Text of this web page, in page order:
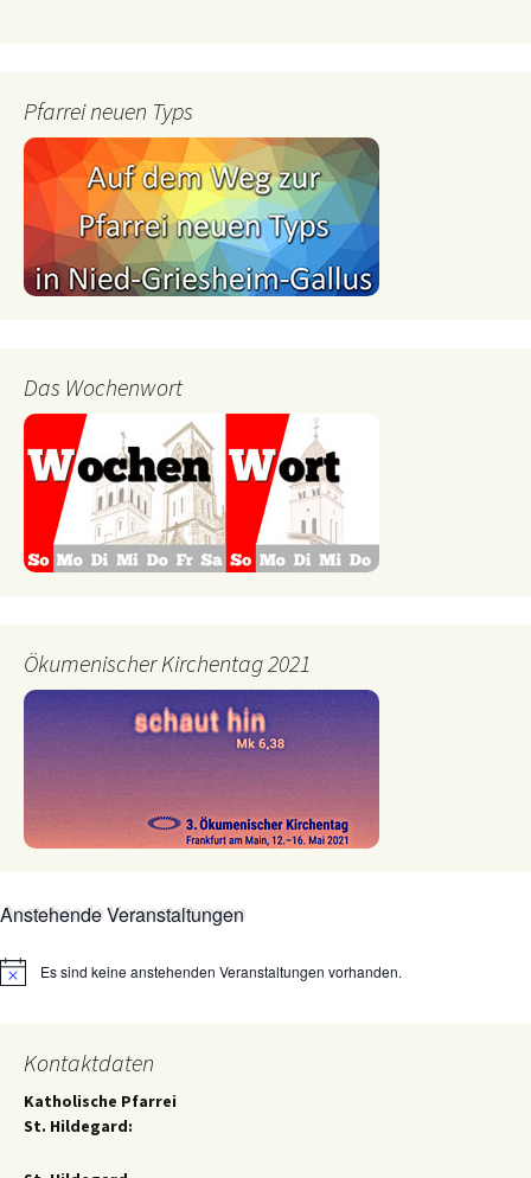
Pfarrei neuen Typs
Das Wochenwort
Ökumenischer Kirchentag 2021
Anstehende Veranstaltungen
HinweisEs sind keine anstehenden Veranstaltungen vorhanden.
Kontaktdaten
Katholische Pfarrei
St. Hildegard: